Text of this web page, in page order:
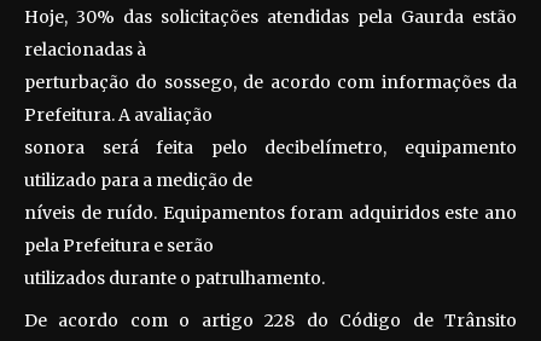
Hoje, 30% das solicitações atendidas pela Gaurda estão
relacionadas à
perturbação do sossego, de acordo com informações da
Prefeitura. A avaliação
sonora será feita pelo decibelímetro, equipamento
utilizado para a medição de
níveis de ruído. Equipamentos foram adquiridos este ano
pela Prefeitura e serão
utilizados durante o patrulhamento.
De acordo com o artigo 228 do Código de Trânsito